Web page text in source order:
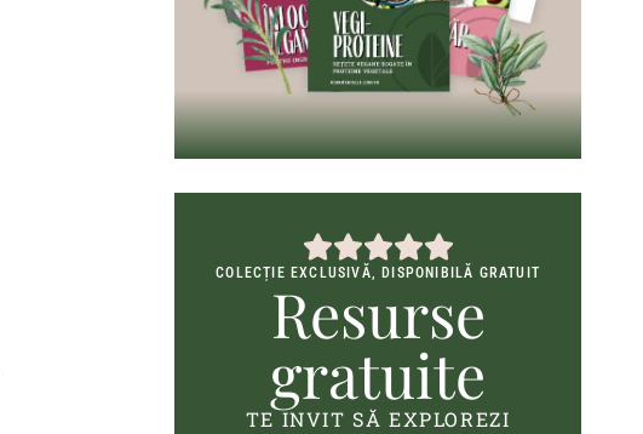
COLECȚIE EXCLUSIVĂ, DISPONIBILĂ GRATUIT
Resurse
gratuite
TE INVIT SĂ EXPLOREZI